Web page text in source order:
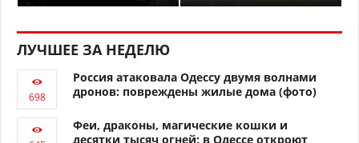
ЛУЧШЕЕ ЗА НЕДЕЛЮ
Россия атаковала Одессу двумя волнами
дронов: повреждены жилые дома (фото)
Феи, драконы, магические кошки и
десятки тысяч огней: в Одессе откроют